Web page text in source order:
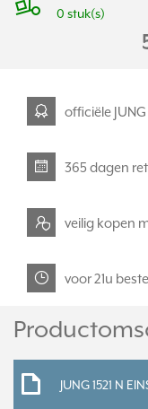
0 stuk(s)
officiële
365 dagen
veilig kopen
voor 21u
JUNG 1521 N